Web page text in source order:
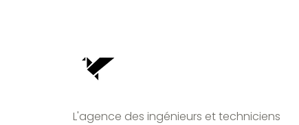
L'agence des ingénieurs et techniciens